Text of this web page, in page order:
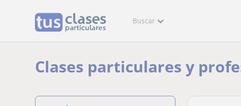
Buscar
Clases particulares y